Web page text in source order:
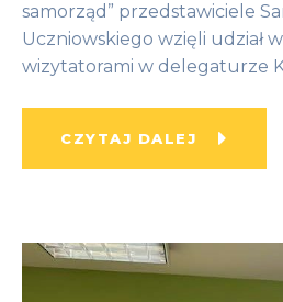
samorząd” przedstawiciele
Uczniowskiego wzięli udział
wizytatorami w delegaturze
CZYTAJ DALEJ